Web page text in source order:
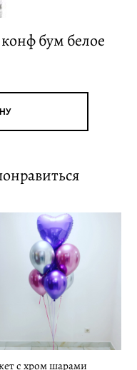
бум белое
с хром шарами